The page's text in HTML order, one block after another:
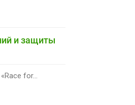
и защиты
for...